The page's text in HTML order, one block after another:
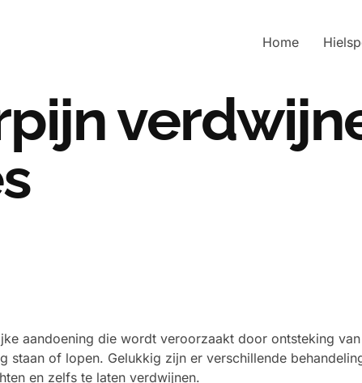
Home
aandoening die wordt veroorzaakt door ontsteking
of lopen. Gelukkig zijn er verschillende
en zelfs te laten verdwijnen.